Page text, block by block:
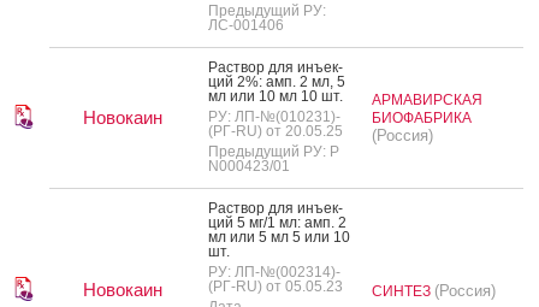
Предыдущий РУ:
ЛС-001406
Новокаин
Рас­твор для инъ­ек­
ций 2%: амп. 2 мл, 5
мл или 10 мл 10 шт.
РУ: ЛП-№(010231)-
(РГ-RU) от 20.05.25
Предыдущий РУ: Р
N000423/01
АРМАВИРСКАЯ
БИОФАБРИКА
(Россия)
Новокаин
Рас­твор для инъ­ек­
ций 5 мг/1 мл: амп. 2
мл или 5 мл 5 или 10
шт.
РУ: ЛП-№(002314)-
(РГ-RU) от 05.05.23
СИНТЕЗ (Россия)